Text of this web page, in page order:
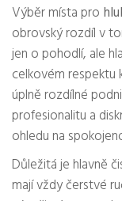
Výběr místa pro
obrovský rozdíl v
jen o pohodlí, ale
celkovém respektu
úplně rozdílné
profesionalitu a
ohledu na
Důležitá je hlavně
mají vždy čerstvé